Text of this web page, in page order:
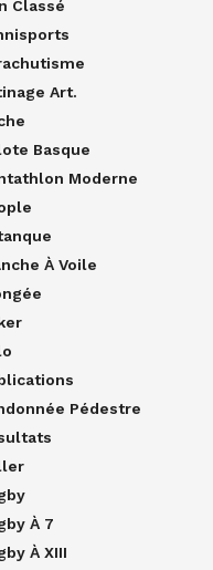
Classé
Art.
Basque
Moderne
À Voile
Pédestre
À 7
À XIII